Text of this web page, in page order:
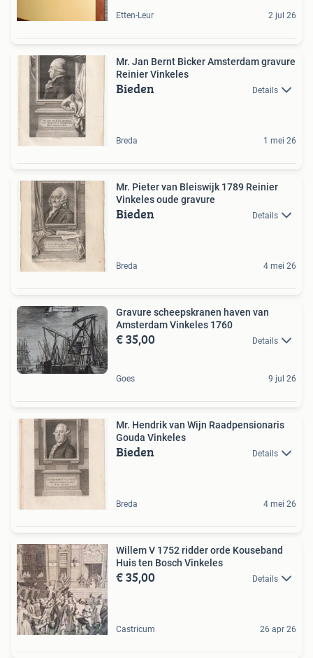
Etten-Leur 2 jul 26
Mr. Jan Bernt Bicker Amsterdam gravure
Reinier Vinkeles
Bieden Details
Breda 1 mei 26
Mr. Pieter van Bleiswijk 1789 Reinier
Vinkeles oude gravure
Bieden Details
Breda 4 mei 26
Gravure scheepskranen haven van
Amsterdam Vinkeles 1760
€ 35,00 Details
Goes 9 jul 26
Mr. Hendrik van Wijn Raadpensionaris
Gouda Vinkeles
Bieden Details
Breda 4 mei 26
Willem V 1752 ridder orde Kouseband
Huis ten Bosch Vinkeles
€ 35,00 Details
Castricum 26 apr 26